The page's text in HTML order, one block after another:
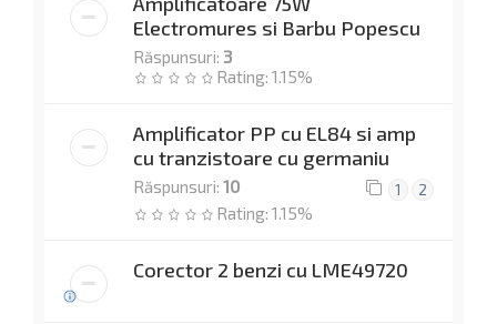
Electromures si Barbu Popescu
Răspunsuri: 3
Rating: 1.15%
Amplificator PP cu EL84 si amp
cu tranzistoare cu germaniu
Răspunsuri: 10 1 2
Rating: 1.15%
Corector 2 benzi cu LME49720